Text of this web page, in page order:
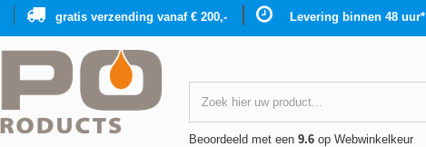
Levering binnen 48 uur*
gratis verzending vanaf € 200,-
Beoordeeld met een 9.6op Webwinkelkeur